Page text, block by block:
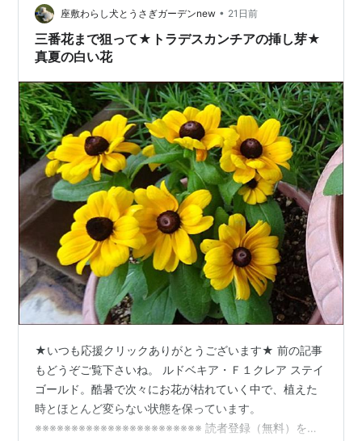
座敷わらし犬とうさぎガーデンnew • 21日前
三番花まで狙って★トラデスカンチアの挿し芽★
真夏の白い花
★いつも応援クリックありがとうございます★ 前の記事
もどうぞご覧下さいね。 ルドベキア・Ｆ１クレア ステイ
ゴールド。酷暑で次々にお花が枯れていく中で、植えた
時とほとんど変らない状態を保っています。
※※※※※※※※※※※※※※※※※※※※※※※ 読者登録（無料）をし